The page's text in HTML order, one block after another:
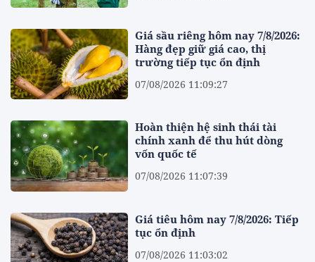
Giá sầu riêng hôm nay 7/8/2026:
Hàng đẹp giữ giá cao, thị
trường tiếp tục ổn định
07/08/2026 11:09:27
Hoàn thiện hệ sinh thái tài
chính xanh để thu hút dòng
vốn quốc tế
07/08/2026 11:07:39
Giá tiêu hôm nay 7/8/2026: Tiếp
tục ổn định
07/08/2026 11:03:02